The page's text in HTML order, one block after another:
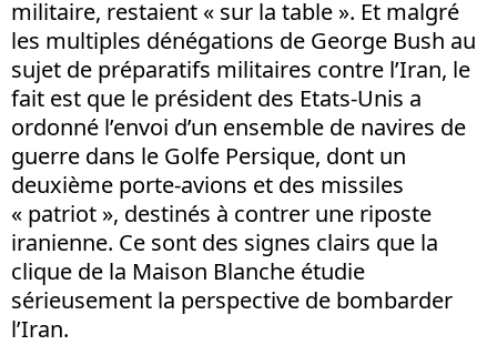
militaire, restaient « sur la table ». Et malgré
les multiples dénégations de George Bush au
sujet de préparatifs militaires contre l’Iran, le
fait est que le président des Etats-Unis a
ordonné l’envoi d’un ensemble de navires de
guerre dans le Golfe Persique, dont un
deuxième porte-avions et des missiles
« patriot », destinés à contrer une riposte
iranienne. Ce sont des signes clairs que la
clique de la Maison Blanche étudie
sérieusement la perspective de bombarder
l’Iran.